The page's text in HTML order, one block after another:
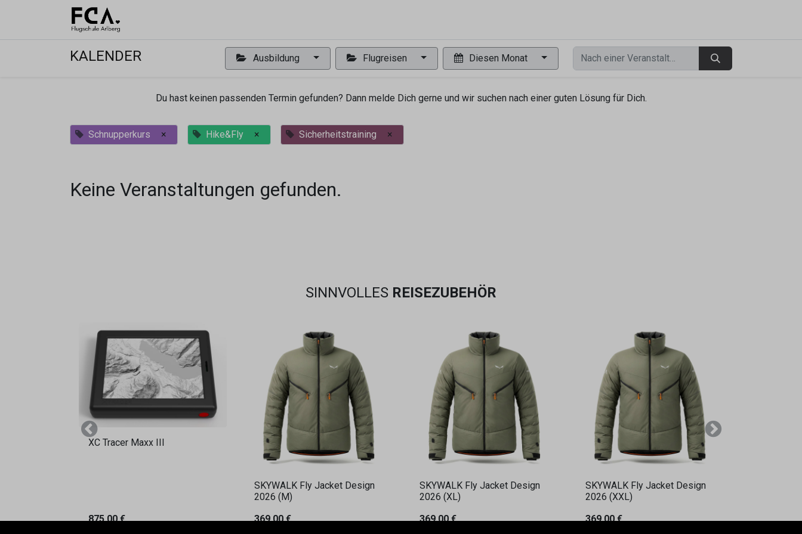
KALENDER Ausbildung Flugreisen Diesen Monat
Du hast keinen passenden Termin gefunden? Dann melde Dich gerne und wir suchen nach einer guten Lösung für Dich.
Schnupperkurs × Hike&Fly × Sicherheitstraining ×
Keine Veranstaltungen gefunden.
SINNVOLLES REISEZUBEHÖR
XC Tracer Maxx III
875,00€
SKYWALK Fly Jacket Design
2026 (M)
369,00€
SKYWALK Fly Jacket Design
2026 (XL)
369,00€
SKYWALK Fly Jacket Design
2026 (XXL)
369,00€
Vorherige Weiter